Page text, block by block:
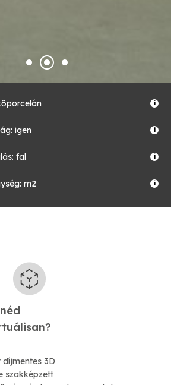
i
igen i
fal i
m2 i
3D
szakképzett